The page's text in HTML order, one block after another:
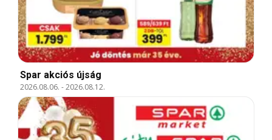
Spar akciós újság
2026.08.06. -2026.08.12.